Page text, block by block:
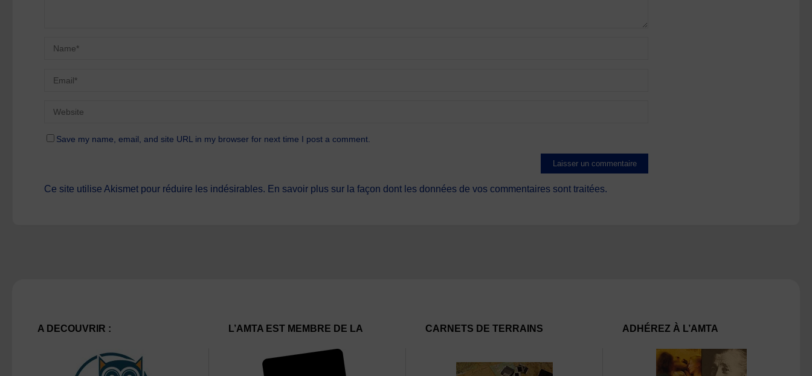
Save my name, email, and site URL in my browser for next time I post a comment.
Ce site utilise Akismet pour réduire les indésirables. En savoir plus sur la façon dont les données de vos commentaires sont traitées.
A DECOUVRIR : L’AMTA EST MEMBRE DE LA CARNETS DE TERRAINS ADHÉREZ À L’AMTA